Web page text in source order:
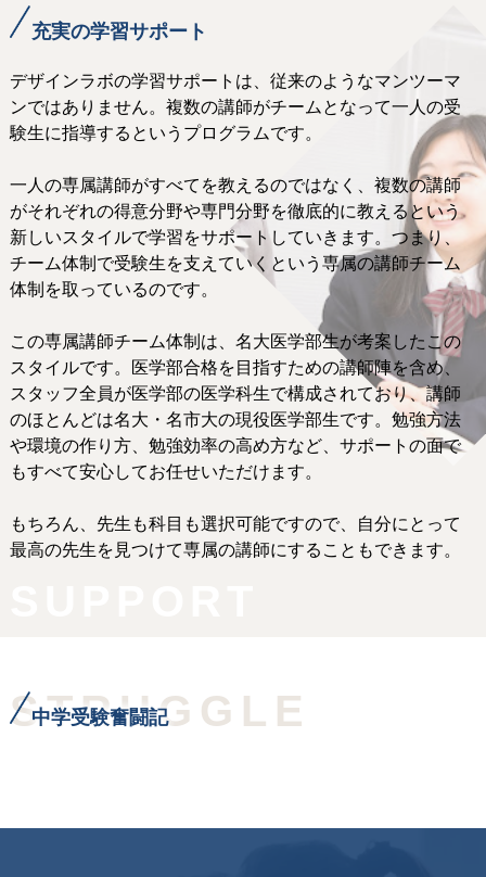
充実の学習サポート
デザインラボの学習サポートは、従来のようなマンツーマ
ンではありません。複数の講師がチームとなって一人の受
験生に指導するというプログラムです。
一人の専属講師がすべてを教えるのではなく、複数の講師
がそれぞれの得意分野や専門分野を徹底的に教えるという
新しいスタイルで学習をサポートしていきます。つまり、
チーム体制で受験生を支えていくという専属の講師チーム
体制を取っているのです。
この専属講師チーム体制は、名大医学部生が考案したこの
スタイルです。医学部合格を目指すための講師陣を含め、
スタッフ全員が医学部の医学科生で構成されており、講師
のほとんどは名大・名市大の現役医学部生です。勉強方法
や環境の作り方、勉強効率の高め方など、サポートの面で
もすべて安心してお任せいただけます。
もちろん、先生も科目も選択可能ですので、自分にとって
最高の先生を見つけて専属の講師にすることもできます。
中学受験奮闘記
STRUGGLE